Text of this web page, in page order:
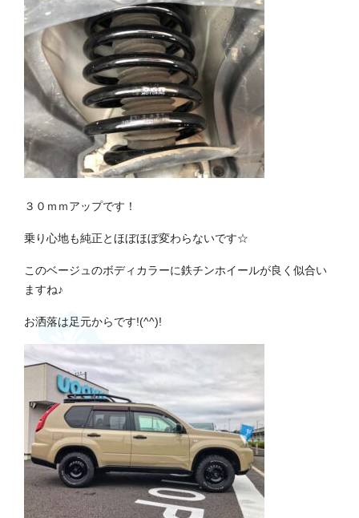
３０ｍｍアップです！
乗り心地も純正とほぼほぼ変わらないです☆
このベージュのボディカラーに鉄チンホイールが良く似合い
ますね♪
お洒落は足元からです!(^^)!